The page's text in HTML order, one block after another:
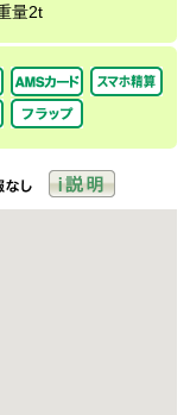
量2t